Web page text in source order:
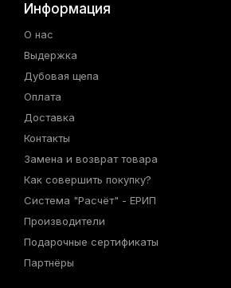
Информация
О нас
Выдержка
Дубовая щепа
Оплата
Доставка
Контакты
Замена и возврат товара
Как совершить покупку?
Система "Расчёт" - ЕРИП
Производители
Подарочные сертификаты
Партнёры